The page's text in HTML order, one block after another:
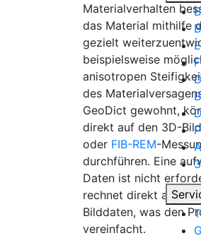
Materialverhalten
das Material mithilfe
gezielt
beispielsweise
anisotropen
des
GeoDict gewohnt,
direkt auf den 3D-
oder FIB-REM-
durchführen. Eine
Daten ist nicht
rechnet direkt auf
Bilddaten, was den
vereinfacht.